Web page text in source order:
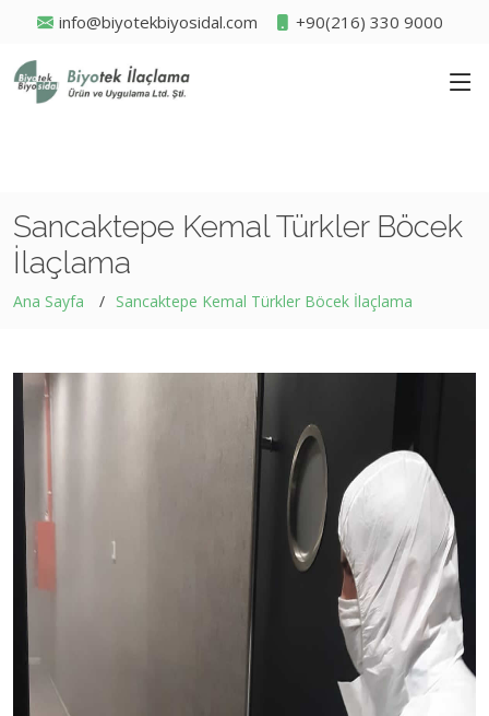
info@biyotekbiyosidal.com +90(216) 330 9000
Sancaktepe Kemal Türkler Böcek
İlaçlama
Ana Sayfa Sancaktepe Kemal Türkler Böcek İlaçlama